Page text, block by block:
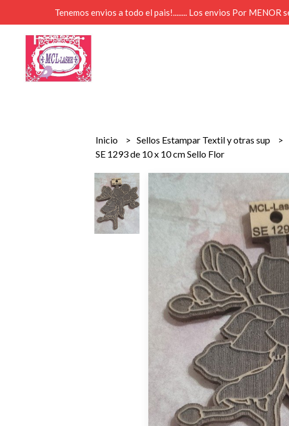
Tenemos envios a todo el pais!........ Los envios Por
Inicio
Sellos Estampar Textil y otras sup
SE 1293 de 10 x 10 cm Sello Flor